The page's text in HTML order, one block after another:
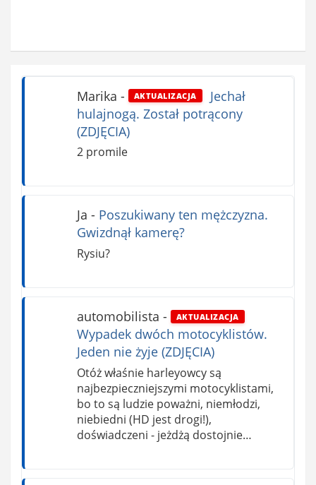
Marika - AKTUALIZACJA
Jechał
hulajnogą. Został potrącony
(ZDJĘCIA)
2 promile
Ja - Poszukiwany ten mężczyzna.
Gwizdnął kamerę?
Rysiu?
automobilista - AKTUALIZACJA
Wypadek dwóch motocyklistów.
Jeden nie żyje (ZDJĘCIA)
Otóż właśnie harleyowcy są
najbezpieczniejszymi motocyklistami,
bo to są ludzie poważni, niemłodzi,
niebiedni (HD jest drogi!),
doświadczeni - jeżdżą dostojnie…